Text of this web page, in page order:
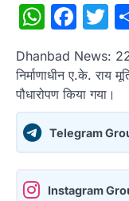
Dhanbad News: 22
निर्माणाधीन ए.के. राय
पौधारोपण किया गया।
Telegram
Instagram